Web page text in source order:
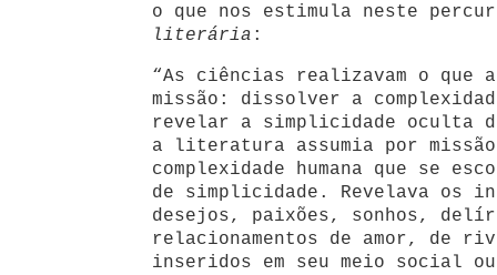
o que nos estimula neste
literária :
“As ciências realizavam o que
missão: dissolver a
revelar a simplicidade oculta
a literatura assumia por
complexidade humana que se
de simplicidade. Revelava os
desejos, paixões, sonhos,
relacionamentos de amor, de
inseridos em seu meio social